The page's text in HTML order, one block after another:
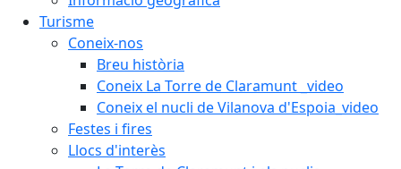
Turisme
Coneix-nos
Breu història
Coneix La Torre de Claramunt _video
Coneix el nucli de Vilanova d'Espoia_video
Festes i fires
Llocs d'interès